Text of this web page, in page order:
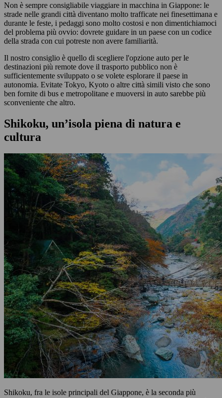
Non è sempre consigliabile viaggiare in macchina in Giappone: le
strade nelle grandi città diventano molto trafficate nei finesettimana e
durante le feste, i pedaggi sono molto costosi e non dimentichiamoci
del problema più ovvio: dovrete guidare in un paese con un codice
della strada con cui potreste non avere familiarità.
Il nostro consiglio è quello di scegliere l'opzione auto per le
destinazioni più remote dove il trasporto pubblico non è
sufficientemente sviluppato o se volete esplorare il paese in
autonomia. Evitate Tokyo, Kyoto o altre città simili visto che sono
ben fornite di bus e metropolitane e muoversi in auto sarebbe più
sconveniente che altro.
Shikoku, un’isola piena di natura e
cultura
Shikoku, fra le isole principali del Giappone, è la seconda più